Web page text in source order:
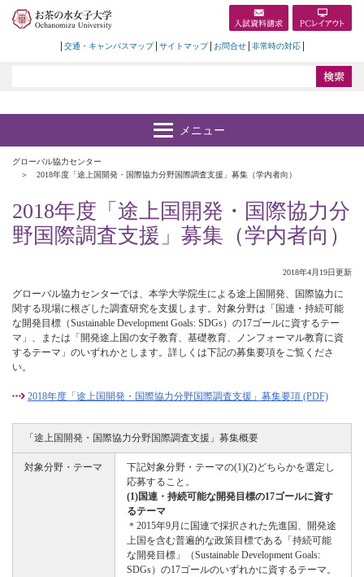
交通・キャンパスマップ サイトマップ お問合せ 非常時の対応
グローバル協力センター
2018年度「途上国開発・国際協力分野国際調査支援」募集（学内者向）
2018年度「途上国開発・国際協力分
野国際調査支援」募集（学内者向）
2018年4月19日更新
グローバル協力センターでは、本学大学院生による途上国開発、国際協力に
関する現場に根ざした調査研究を支援します。対象分野は「国連・持続可能
な開発目標（Sustainable Development Goals: SDGs）の17ゴールに資するテー
マ」、または「開発途上国の女子教育、基礎教育、ノンフォーマル教育に資
するテーマ」のいずれかとします。詳しくは下記の募集要項をご覧くださ
い。
2018年度「途上国開発・国際協力分野国際調査支援」募集要項 (PDF)
「途上国開発・国際協力分野国際調査支援」募集概要
対象分野・テーマ
下記対象分野・テーマの(1)(2)どちらかを選定し
応募すること。
(1)国連・持続可能な開発目標の17ゴールに資す
るテーマ
＊2015年9月に国連で採択された先進国、開発途
上国を含む普遍的な政策目標である「持続可能
な開発目標」（Sustainable Development Goals:
SDGs）の17ゴールのいずれかに資するテーマ。